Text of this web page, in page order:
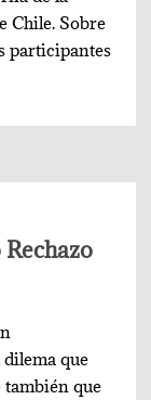
Chile. Sobre
participantes
dilema que
también que